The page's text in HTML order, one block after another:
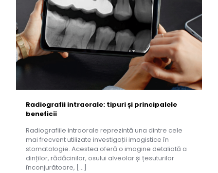
Radiografii intraorale: tipuri și principalele
beneficii
Radiografiile intraorale reprezintă una dintre cele
mai frecvent utilizate investigații imagistice în
stomatologie. Acestea oferă o imagine detaliată a
dinților, rădăcinilor, osului alveolar și țesuturilor
înconjurătoare, […]